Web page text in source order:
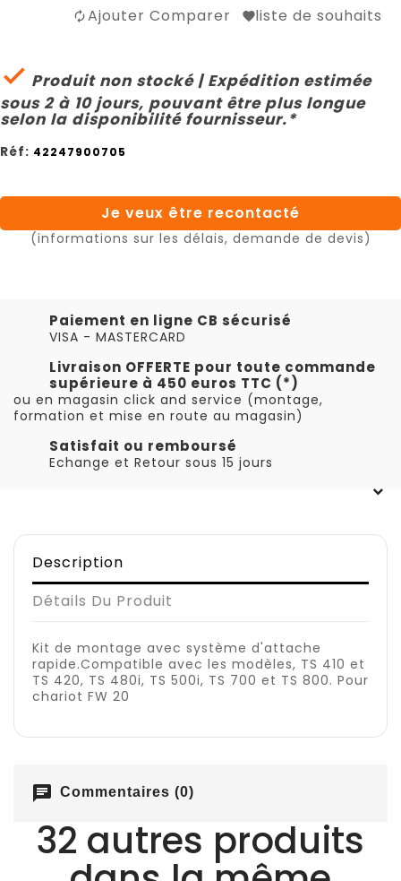
Ajouter Comparer liste de souhaits
 Produit non stocké | Expédition estimée
sous 2 à 10 jours, pouvant être plus longue
selon la disponibilité fournisseur.*
Réf: 42247900705
Je veux être recontacté
(informations sur les délais, demande de devis)
Paiement en ligne CB sécurisé
VISA - MASTERCARD
Livraison OFFERTE pour toute commande
supérieure à 450 euros TTC (*)
ou en magasin click and service (montage,
formation et mise en route au magasin)
Satisfait ou remboursé
Echange et Retour sous 15 jours
Description
Détails Du Produit
Kit de montage avec système d'attache
rapide.Compatible avec les modèles, TS 410 et
TS 420, TS 480i, TS 500i, TS 700 et TS 800. Pour
chariot FW 20
chat Commentaires (0)
32 autres produits